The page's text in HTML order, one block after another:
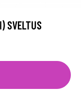
SVELTUS